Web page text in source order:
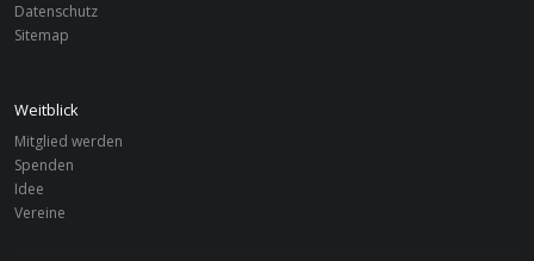
Datenschutz
Sitemap
Weitblick
Mitglied werden
Spenden
Idee
Vereine